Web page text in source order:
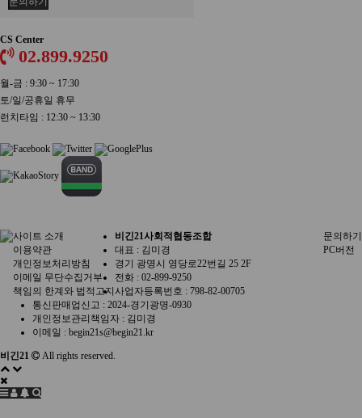
CS Center
02.899.9250
월-금 : 9:30 ~ 17:30
토/일/공휴일 휴무
런치타임 : 12:30 ~ 13:30
사이트 소개
이용약관
개인정보처리방침
이메일 무단수집거부
책임의 한계와 법적고지
문의하기
PC버전
비긴21사회적협동조합
대표 : 김미경
경기 광명시 영당로22번길 25 2F
전화 : 02-899-9250
사업자등록번호 : 798-82-00705
통신판매업신고 : 2024-경기광명-0930
개인정보관리책임자 : 김미경
이메일 : begin21s@begin21.kr
비긴21 All rights reserved.